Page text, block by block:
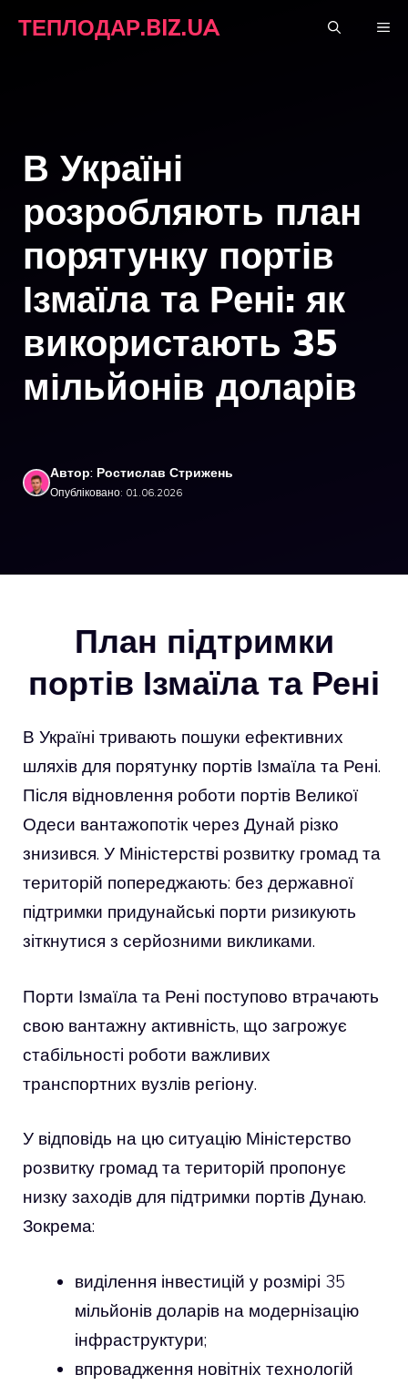
ТЕПЛОДАР.BIZ.UA
В Україні
розробляють план
порятунку портів
Ізмаїла та Рені: як
використають 35
мільйонів доларів
Автор: Ростислав Стрижень
Опубліковано: 01.06.2026
План підтримки
портів Ізмаїла та Рені
В Україні тривають пошуки ефективних
шляхів для порятунку портів Ізмаїла та Рені.
Після відновлення роботи портів Великої
Одеси вантажопотік через Дунай різко
знизився. У Міністерстві розвитку громад та
територій попереджають: без державної
підтримки придунайські порти ризикують
зіткнутися з серйозними викликами.
Порти Ізмаїла та Рені поступово втрачають
свою вантажну активність, що загрожує
стабільності роботи важливих
транспортних вузлів регіону.
У відповідь на цю ситуацію Міністерство
розвитку громад та територій пропонує
низку заходів для підтримки портів Дунаю.
Зокрема:
виділення інвестицій у розмірі 35
мільйонів доларів на модернізацію
інфраструктури;
впровадження новітніх технологій